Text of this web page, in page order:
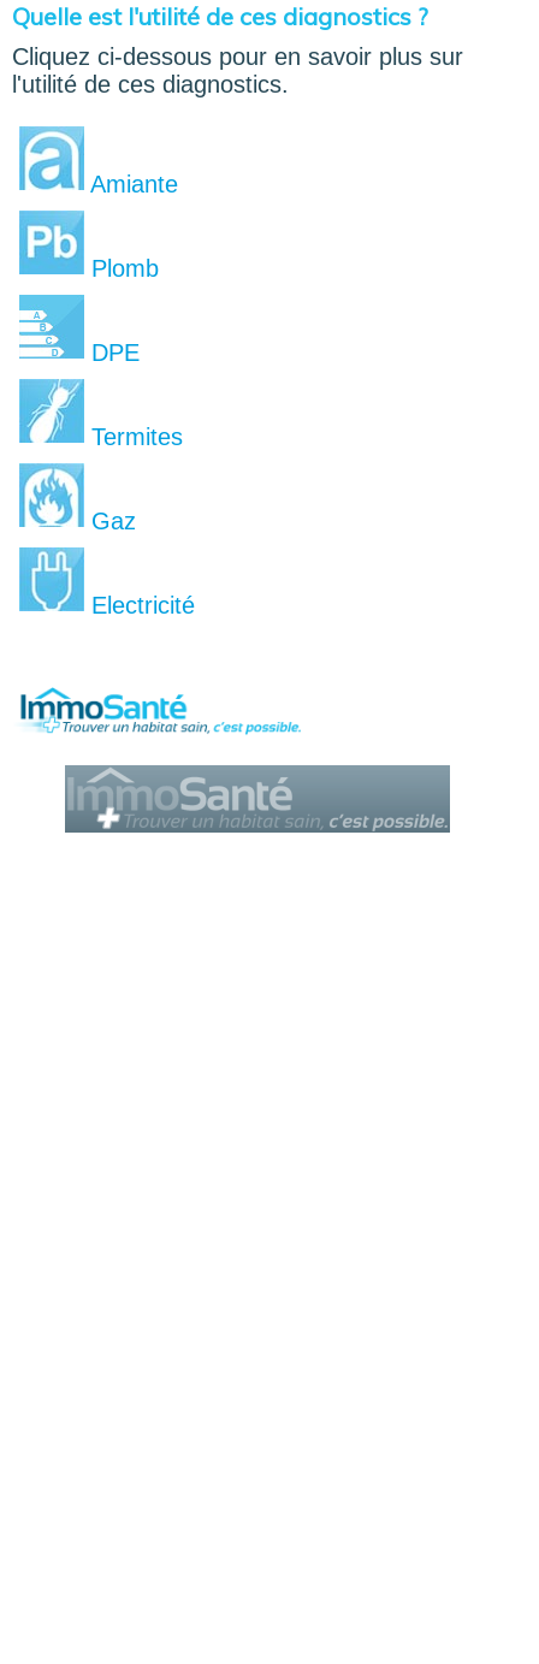
Quelle est l'utilité de ces diagnostics ?
Cliquez ci-dessous pour en savoir plus sur
l'utilité de ces diagnostics.
Amiante
Plomb
DPE
Termites
Gaz
Electricité